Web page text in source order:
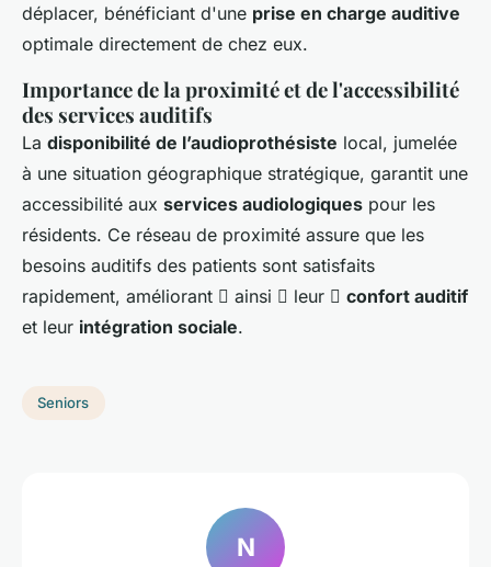
déplacer, bénéficiant d'une prise en charge auditive
optimale directement de chez eux.
Importance de la proximité et de l'accessibilité
des services auditifs
La disponibilité de l’audioprothésiste local, jumelée
à une situation géographique stratégique, garantit une
accessibilité aux services audiologiques pour les
résidents. Ce réseau de proximité assure que les
besoins auditifs des patients sont satisfaits
rapidement, améliorant  ainsi  leur  confort auditif
et leur intégration sociale.
Seniors
N